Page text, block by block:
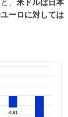
、 米ドルは日本
ーロに対しては